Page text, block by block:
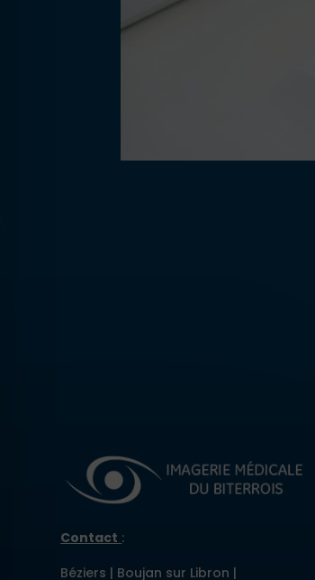
Contact :
Béziers | Boujan sur Libron |